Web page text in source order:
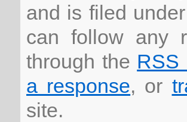
and is filed
can follow any
through the RSS
a response, or
site.